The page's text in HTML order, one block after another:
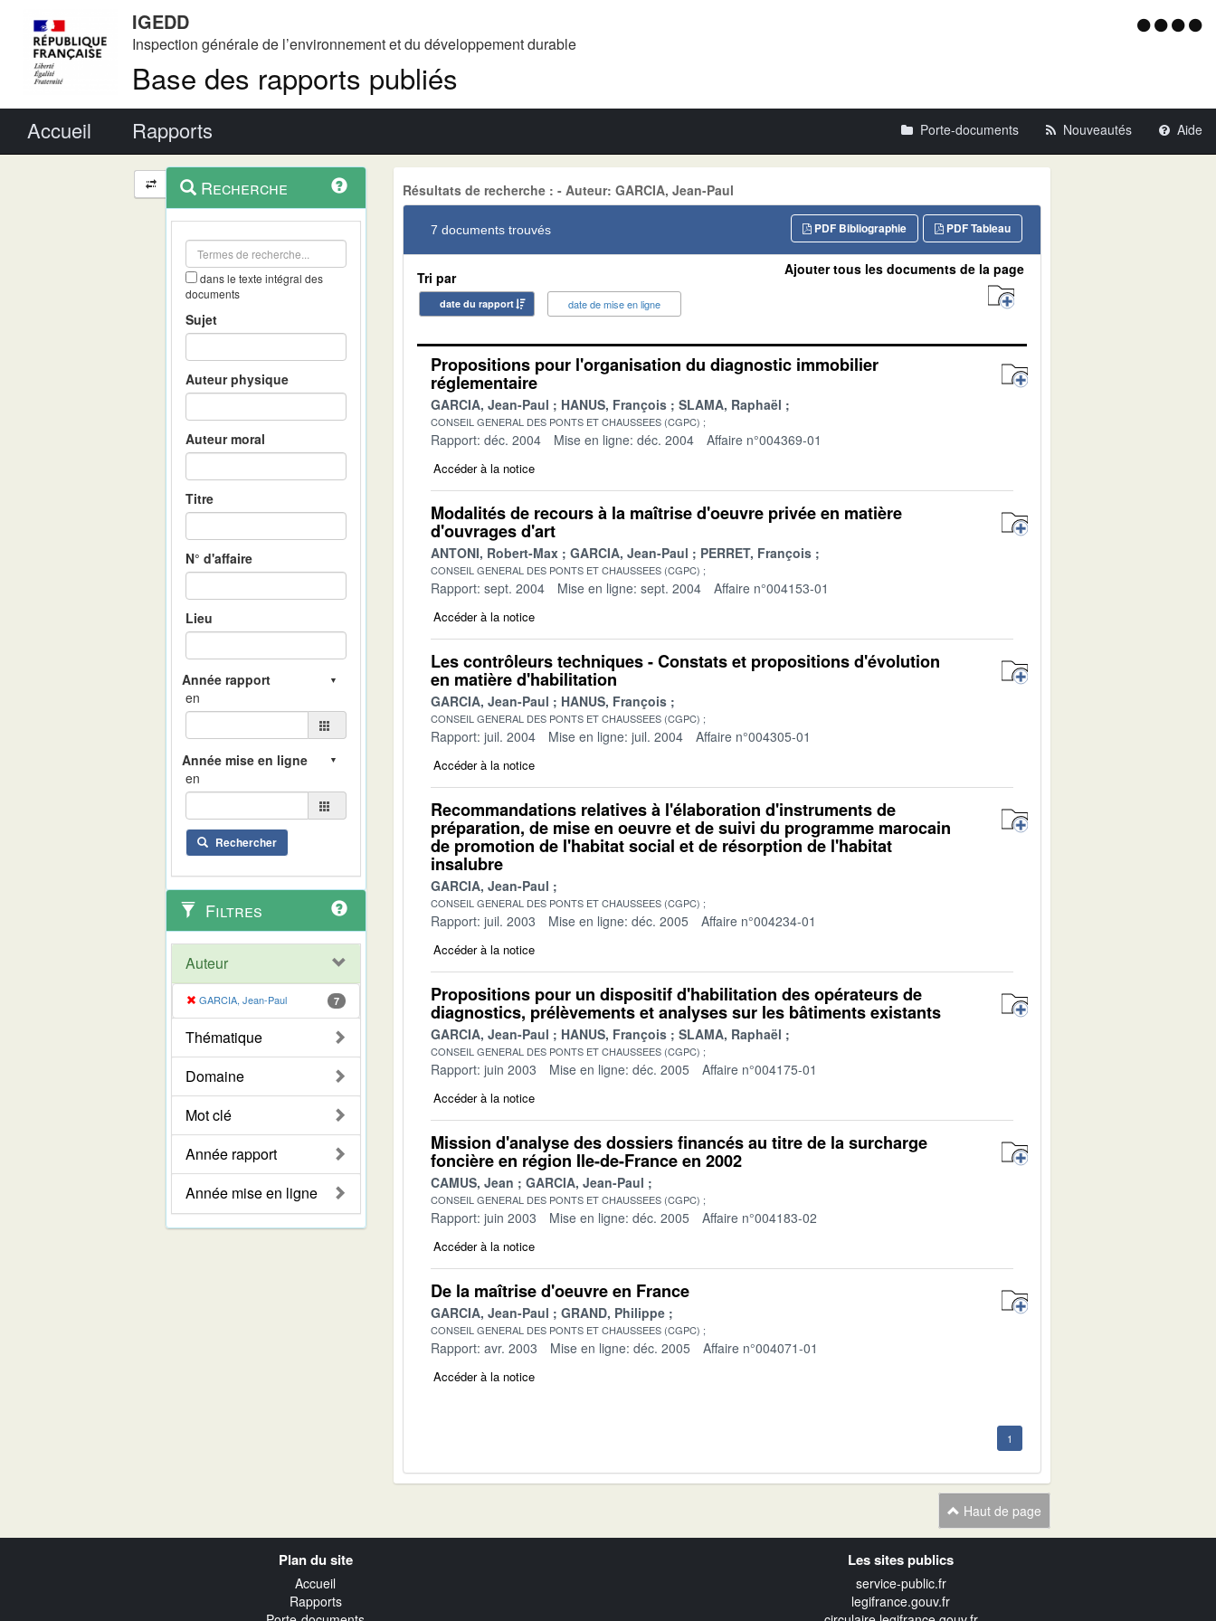
IGEDD
Inspection générale de l’environnement et du développement durable
Base des rapports publiés
Menu
Accueil Rapports Porte-documents Nouveautés Aide
Navigation
et
outils
contextuel
Recherche
dans le texte intégral des
documents
Sujet
Auteur physique
Auteur moral
Titre
N° d'affaire
Lieu
en
en
Rechercher
Filtres
Auteur
GARCIA, Jean-Paul 7
Thématique
Domaine
Mot clé
Année rapport
Année mise en ligne
Résultats de recherche : - Auteur: GARCIA, Jean-Paul
7 documents trouvés PDF Tableau
PDF Bibliographie
Tri par
date du rapport date de mise en ligne
Ajouter tous les documents de la page
Propositions pour l'organisation du diagnostic immobilier
réglementaire
GARCIA, Jean-Paul HANUS, François SLAMA, Raphaël
CONSEIL GENERAL DES PONTS ET CHAUSSEES (CGPC)
Rapport: déc. 2004 Mise en ligne: déc. 2004 Affaire n°004369-01
Accéder à la notice
Modalités de recours à la maîtrise d'oeuvre privée en matière
d'ouvrages d'art
ANTONI, Robert-Max GARCIA, Jean-Paul PERRET, François
CONSEIL GENERAL DES PONTS ET CHAUSSEES (CGPC)
Rapport: sept. 2004 Mise en ligne: sept. 2004 Affaire n°004153-01
Accéder à la notice
Les contrôleurs techniques - Constats et propositions d'évolution
en matière d'habilitation
GARCIA, Jean-Paul HANUS, François
CONSEIL GENERAL DES PONTS ET CHAUSSEES (CGPC)
Rapport: juil. 2004 Mise en ligne: juil. 2004 Affaire n°004305-01
Accéder à la notice
Recommandations relatives à l'élaboration d'instruments de
préparation, de mise en oeuvre et de suivi du programme marocain
de promotion de l'habitat social et de résorption de l'habitat
insalubre
GARCIA, Jean-Paul
CONSEIL GENERAL DES PONTS ET CHAUSSEES (CGPC)
Rapport: juil. 2003 Mise en ligne: déc. 2005 Affaire n°004234-01
Accéder à la notice
Propositions pour un dispositif d'habilitation des opérateurs de
diagnostics, prélèvements et analyses sur les bâtiments existants
GARCIA, Jean-Paul HANUS, François SLAMA, Raphaël
CONSEIL GENERAL DES PONTS ET CHAUSSEES (CGPC)
Rapport: juin 2003 Mise en ligne: déc. 2005 Affaire n°004175-01
Accéder à la notice
Mission d'analyse des dossiers financés au titre de la surcharge
foncière en région Ile-de-France en 2002
CAMUS, Jean GARCIA, Jean-Paul
CONSEIL GENERAL DES PONTS ET CHAUSSEES (CGPC)
Rapport: juin 2003 Mise en ligne: déc. 2005 Affaire n°004183-02
Accéder à la notice
De la maîtrise d'oeuvre en France
GARCIA, Jean-Paul GRAND, Philippe
CONSEIL GENERAL DES PONTS ET CHAUSSEES (CGPC)
Rapport: avr. 2003 Mise en ligne: déc. 2005 Affaire n°004071-01
Accéder à la notice
1
Haut de page
Plan du site
Accueil
Rapports
Les sites publics
service-public.fr
legifrance.gouv.fr